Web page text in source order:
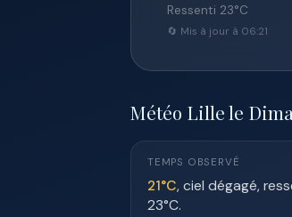
Ressenti 23°C
🔄 Mis à jour à 06:21
Météo Lille le
TEMPS OBSERVÉ
21°C, ciel dégagé,
23°C.